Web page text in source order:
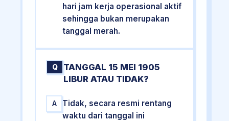
hari jam kerja operasional aktif
sehingga bukan merupakan
tanggal merah.
Q
TANGGAL 15 MEI 1905
LIBUR ATAU TIDAK?
A
Tidak, secara resmi rentang
waktu dari tanggal ini